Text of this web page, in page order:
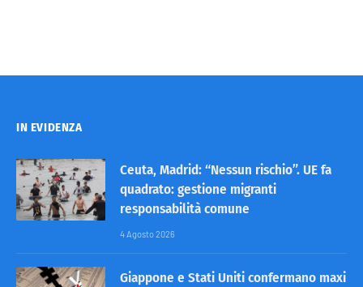
IN EVIDENZA
Ceuta, Madrid: “Nessun rischio”. UE fa
quadrato: gestione migranti
responsabilità comune
4 Agosto 2026
Giappone e Stati Uniti confermano maxi